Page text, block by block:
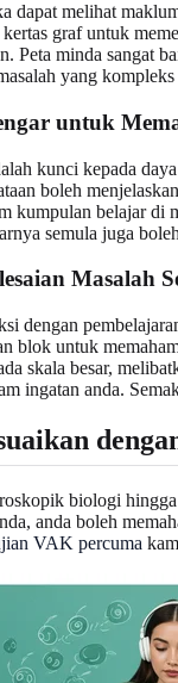
dapat melihat
graf untuk
Peta minda sangat
yang
untuk
kunci kepada
boleh
belajar di
semula juga
Masalah
dengan
untuk
skala besar,
ingatan anda.
biologi
anda boleh
VAK percuma